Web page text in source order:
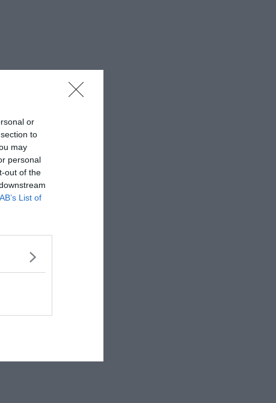
or
to
may
personal
out of the
List of